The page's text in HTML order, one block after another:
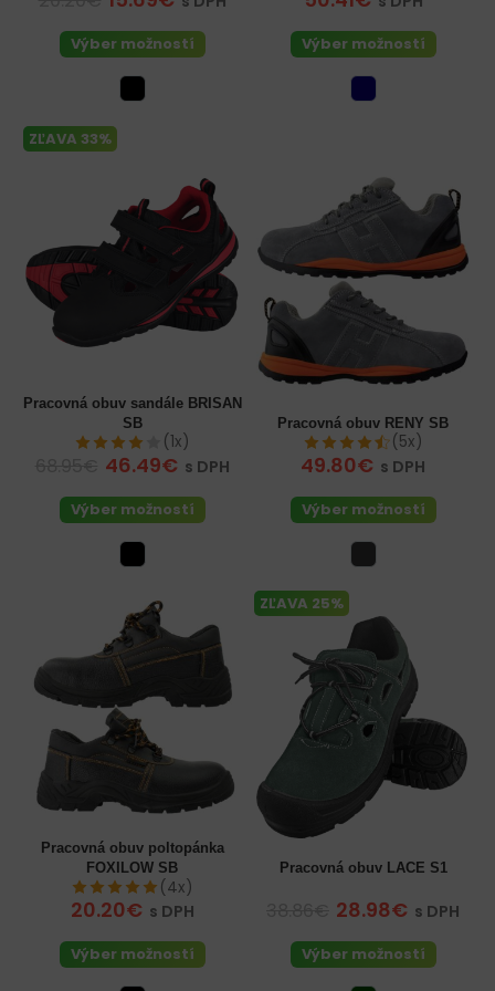
Výber možností Výber možností
ZĽAVA 33%
Pracovná obuv sandále BRISAN
SB
(1x)
46.49€ s DPH
Výber možností
Pracovná obuv RENY SB
(5x)
49.80€ s DPH
Výber možností
Pracovná obuv poltopánka
FOXILOW SB
(4x)
20.20€ s DPH
Výber možností
ZĽAVA 25%
Pracovná obuv LACE S1
28.98€ s DPH
Výber možností